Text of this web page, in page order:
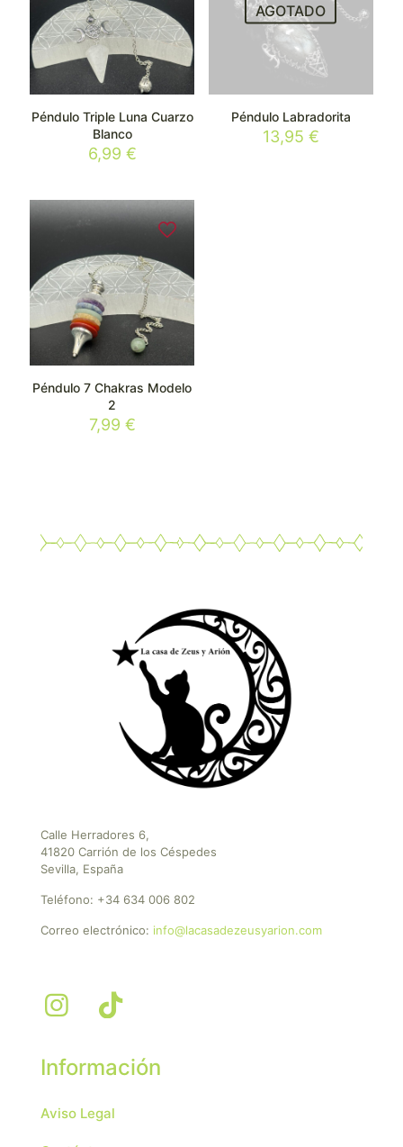
Péndulo Triple Luna Cuarzo
Blanco
6,99 €
AGOTADO
Péndulo Labradorita
13,95 €
Péndulo 7 Chakras Modelo
2
7,99 €
Calle Herradores 6,
41820 Carrión de los Céspedes
Sevilla, España
Teléfono: +34 634 006 802
Correo electrónico: info@lacasadezeusyarion.com
Información
Aviso Legal